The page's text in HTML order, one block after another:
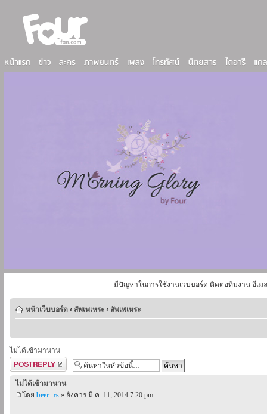
มีปัญหาในการใช้งานเวบบอร์ด ติดต่อทีมงาน อีเม
หน้าเว็บบอร์ด ‹ สัพเพเหระ ‹ สัพเพเหระ
ไม่ได้เข้ามานาน
ตอบกระทู้
ไม่ได้เข้ามานาน
โดย beer_rs » อังคาร มี.ค. 11, 2014 7:20 pm